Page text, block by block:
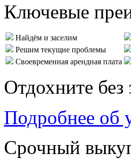
Ключевые
Найдём и заселим
Решим текущие проблемы
Своевременная арендная плата
Отдохните без
Подробнее об
Срочный